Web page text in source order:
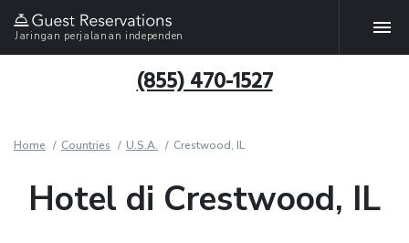
Jaringan perjalanan independen
(855) 470-1527
Home Countries U.S.A. Crestwood, IL
Hotel di Crestwood, IL